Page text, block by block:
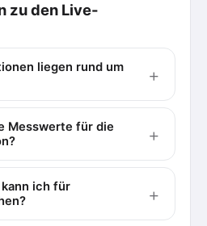
zu den Live-
liegen rund um
Messwerte für die
ich für